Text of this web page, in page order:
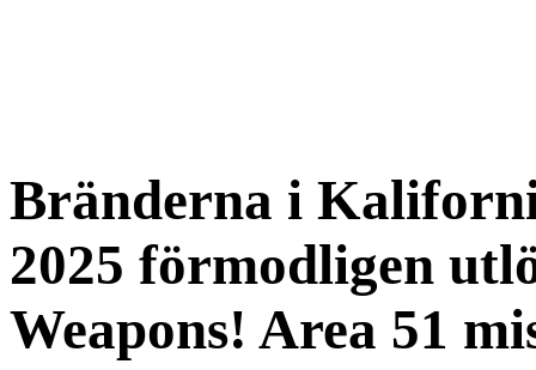
Bränderna i
2025 förmodligen
Weapons! Area 51